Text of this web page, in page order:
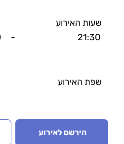
שעות האירוע
21:30
-
שפת האירוע
הירשם לאירוע